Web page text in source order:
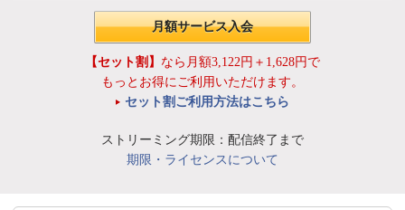
月額サービス入会
【セット割】 なら月額3,122円＋1,628円で
もっとお得にご利用いただけます。
セット割ご利用方法はこちら
ストリーミング期限：配信終了まで
期限・ライセンスについて